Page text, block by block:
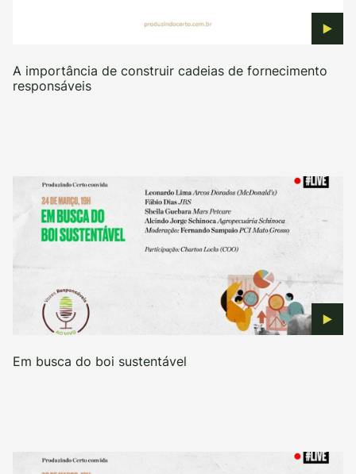
A importância de construir cadeias de fornecimento
responsáveis
Em busca do boi sustentável